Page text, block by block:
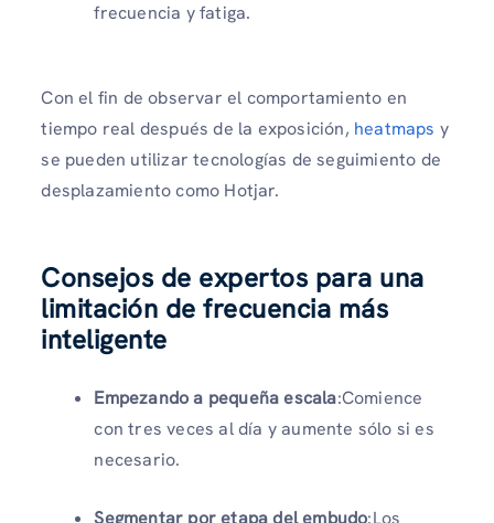
frecuencia y fatiga.
Con el fin de observar el comportamiento en
tiempo real después de la exposición, heatmaps y
se pueden utilizar tecnologías de seguimiento de
desplazamiento como Hotjar.
Consejos de expertos para una
limitación de frecuencia más
inteligente
Empezando a pequeña escala:Comience
con tres veces al día y aumente sólo si es
necesario.
Segmentar por etapa del embudo:Los